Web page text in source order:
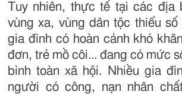
Tuy nhiên, thực tế tại các địa
vùng xa, vùng dân tộc thiểu số
gia đình có hoàn cảnh khó
đơn, trẻ mồ côi... đang có mức
bình toàn xã hội. Nhiều gia
người có công, nạn nhân